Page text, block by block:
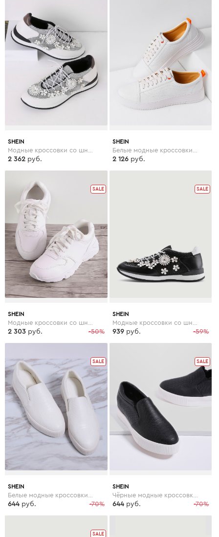
SHEIN
2 362 руб.
SHEIN
2 126 руб.
SALE
SHEIN
-50%
2 303 руб.
SALE
SHEIN
-59%
939 руб.
SALE
SHEIN
-70%
644 руб.
SALE
SHEIN
-70%
644 руб.
SALE